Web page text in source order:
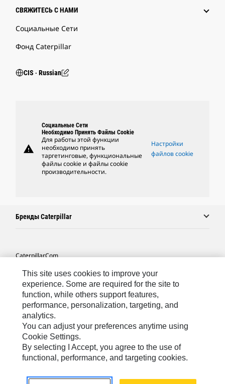
СВЯЖИТЕСЬ С НАМИ
Социальные Сети
Фонд Caterpillar
CIS ‧ Russian
warning
Социальные Сети
Необходимо Принять Файлы Cookie
Для работы этой функции
необходимо принять
таргетинговые, функциональные
файлы cookie и файлы cookie
производительности.
Настройки
файлов cookie
Бренды Caterpillar
Caterpillar.com
Связаться С Caterpillar
Карта Сайта
Cookie Settings
Юридическая Информация
Конфиденциальность Личных Данных
CIS - Russian© 2026 Caterpillar. Все права сохранены.
This site uses cookies to improve your
experience. Some are required for the site to
function, while others support features,
performance, personalization, targeting, and
analytics.
You can adjust your preferences anytime using
Cookie Settings.
By selecting I Accept, you agree to the use of
functional, performance, and targeting cookies.